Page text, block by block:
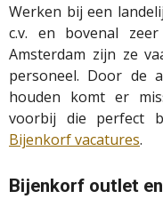
Werken bij een
c.v. en bovenal
Amsterdam zijn ze
personeel. Door de
houden komt er
voorbij die perfect
Bijenkorf vacatures.
Bijenkorf outlet